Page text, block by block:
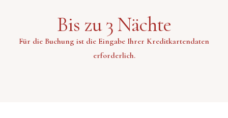
Bis zu 3 Nächte
Für die Buchung ist die Eingabe Ihrer Kreditkartendaten
erforderlich.